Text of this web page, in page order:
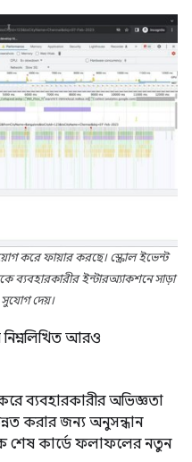
করে ফায়ার করছে। স্ক্রোল ইভেন্ট
ইন্টারঅ্যাকশনে সাড়া
দেয়।
আরও
ব্যবহারকারীর অভিজ্ঞতা
করার জন্য অনুসন্ধান
শেষ কার্ডে ফলাফলের নতুন